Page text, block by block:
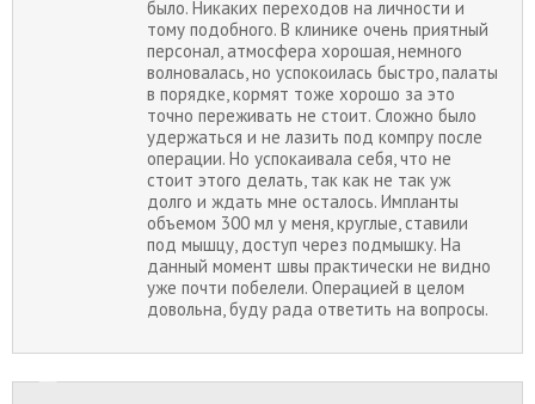
было. Никаких переходов на личности и
тому подобного. В клинике очень приятный
персонал, атмосфера хорошая, немного
волновалась, но успокоилась быстро, палаты
в порядке, кормят тоже хорошо за это
точно переживать не стоит. Сложно было
удержаться и не лазить под компру после
операции. Но успокаивала себя, что не
стоит этого делать, так как не так уж
долго и ждать мне осталось. Импланты
объемом 300 мл у меня, круглые, ставили
под мышцу, доступ через подмышку. На
данный момент швы практически не видно
уже почти побелели. Операцией в целом
довольна, буду рада ответить на вопросы.